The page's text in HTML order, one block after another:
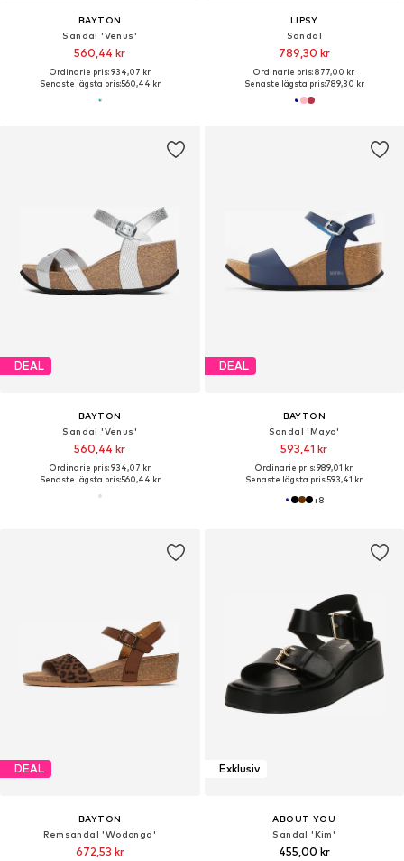
BAYTON
Sandal 'Venus'
560,44 kr
Ordinarie pris: 934,07 kr
Senaste lägsta pris:560,44 kr
LIPSY
Sandal
789,30 kr
Ordinarie pris: 877,00 kr
Senaste lägsta pris:789,30 kr
DEAL
BAYTON
Sandal 'Venus'
560,44 kr
Ordinarie pris: 934,07 kr
Senaste lägsta pris:560,44 kr
DEAL
BAYTON
Sandal 'Maya'
593,41 kr
Ordinarie pris: 989,01 kr
Senaste lägsta pris:593,41 kr
+8
DEAL
BAYTON
Remsandal 'Wodonga'
672,53 kr
Exklusiv
ABOUT YOU
Sandal 'Kim'
455,00 kr